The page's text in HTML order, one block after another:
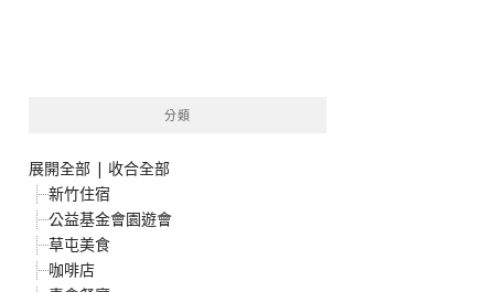
分類
展開全部 | 收合全部
新竹住宿
公益基金會園遊會
草屯美食
咖啡店